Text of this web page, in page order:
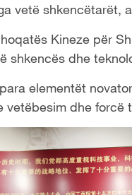
vetë shkencëtarët,
Kineze për
shkencës dhe
elementët
vetëbesim dhe